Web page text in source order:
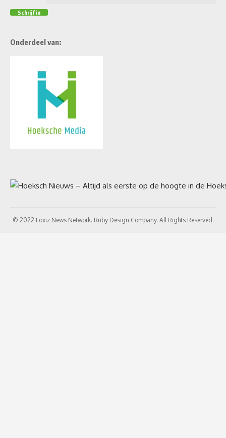
Onderdeel van:
© 2022 Foxiz News Network. Ruby Design Company. All Rights Reserved.